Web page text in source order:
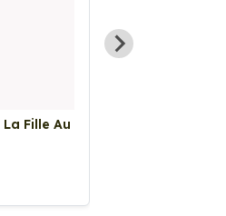
Fille Au